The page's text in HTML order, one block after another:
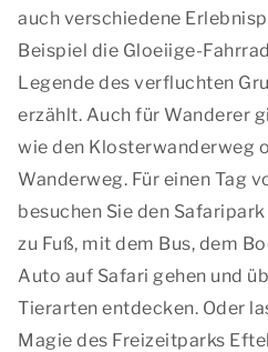
auch verschiedene
Beispiel die Gloeiige-
Legende des verfluchten
erzählt. Auch für Wanderer
wie den Klosterwanderweg
Wanderweg. Für einen Tag
besuchen Sie den
zu Fuß, mit dem Bus, dem
Auto auf Safari gehen und
Tierarten entdecken. Oder
Magie des Freizeitparks